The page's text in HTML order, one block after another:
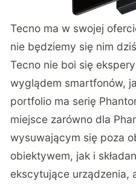
Tecno ma w swojej
nie będziemy się nim
Tecno nie boi się
wyglądem smartfonów,
portfolio ma serię
miejsce zarówno dla
wysuwającym się poza
obiektywem, jak i
ekscytujące urządzenia,